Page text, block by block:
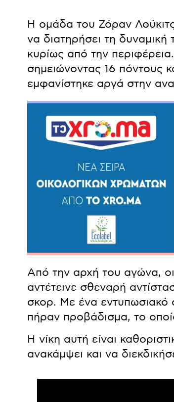
Η ομάδα του Ζόραν
να διατηρήσει τη
κυρίως από την
σημειώνοντας 16 πόντους
εμφανίστηκε αργά στην
Από την αρχή του αγώνα,
αντέτεινε σθεναρή
σκορ. Με ένα εντυπωσιακό
πήραν προβάδισμα, το
Η νίκη αυτή είναι
ανακάμψει και να